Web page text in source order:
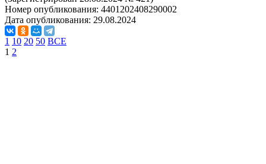
Номер опубликования: 4401202408290002
Дата опубликования: 29.08.2024
1 10 20 50 ВСЕ
1 2